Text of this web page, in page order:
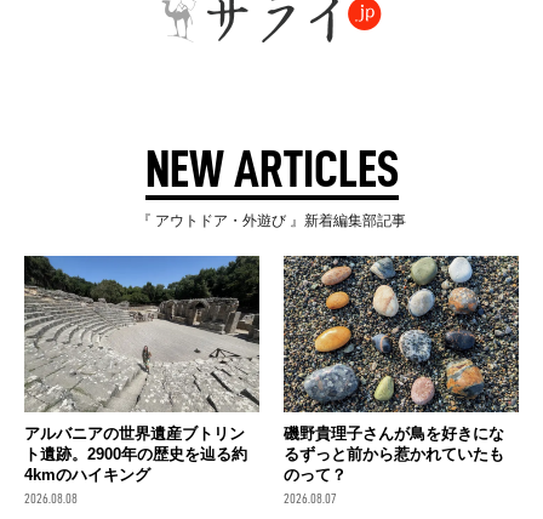
NEW ARTICLES
『 アウトドア・外遊び 』新着編集部記事
アルバニアの世界遺産ブトリン
ト遺跡。2900年の歴史を辿る約
4kmのハイキング
2026.08.08
磯野貴理子さんが鳥を好きにな
るずっと前から惹かれていたも
のって？
2026.08.07